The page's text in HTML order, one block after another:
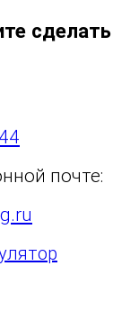
сделать
почте: